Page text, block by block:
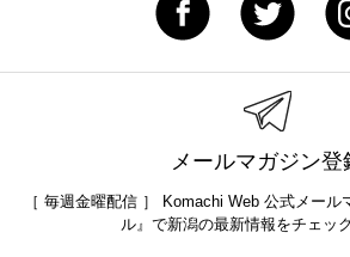
メールマガジン登
［ 毎週金曜配信 ］ Komachi Web 公式メール
ル』で新潟の最新情報をチェッ